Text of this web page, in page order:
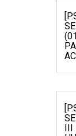
III